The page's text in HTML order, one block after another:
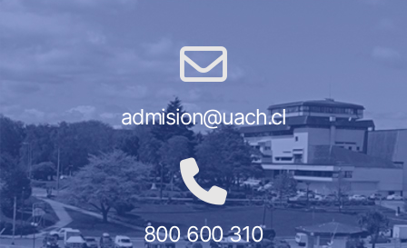
admision@uach.cl
800 600 310